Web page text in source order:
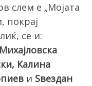
слем е „Мојата
покрај
се и:
Калина
и Ѕвездан